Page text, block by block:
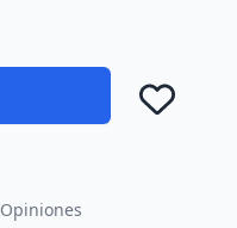
Opiniones